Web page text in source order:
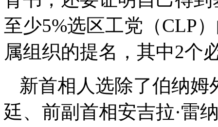
至少5%选区工党（CLP
属组织的提名，其中2个
新首相人选除了伯纳姆
廷、前副首相安吉拉·雷